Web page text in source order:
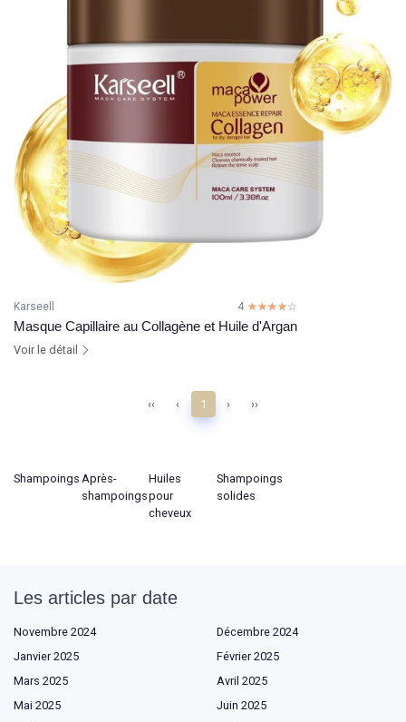
Karseell 4 ☆☆☆☆☆
★★★★★
Masque Capillaire au Collagène et Huile d'Argan
Voir le détail
‹‹ ‹ 1 › ››
Shampoings Après-
shampoings
Huiles
pour
cheveux
Shampoings
solides
Les articles par date
Novembre 2024
Décembre 2024
Janvier 2025
Février 2025
Mars 2025
Avril 2025
Mai 2025
Juin 2025